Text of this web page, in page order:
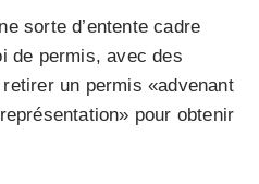
sorte d’entente cadre
de permis, avec des
un permis «advenant
pour obtenir